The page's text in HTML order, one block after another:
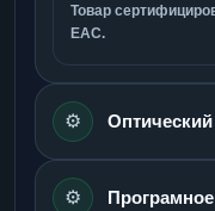
Товар
ЕАС.
⚙️
⚙️